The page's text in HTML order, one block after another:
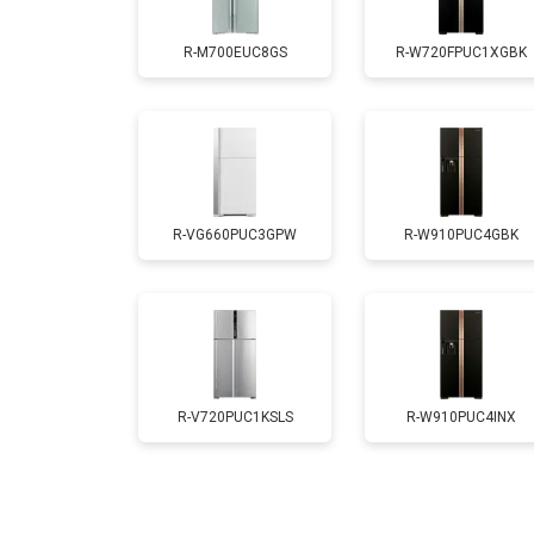
Ремонт/замена датчика
Замена термостата
Замена дефростера
Замена мотор-компрессора
Замена нагревателя испарителя
R-M700EUC8GS R-W720FPUC1XGBK
R-VG660PUC3GPW R-W910PUC4GBK
R-V720PUC1KSLS R-W910PUC4INX